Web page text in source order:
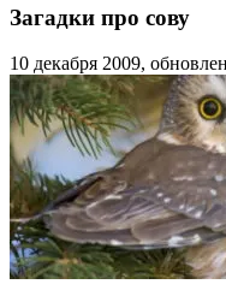
Загадки про сову
10 декабря 2009,